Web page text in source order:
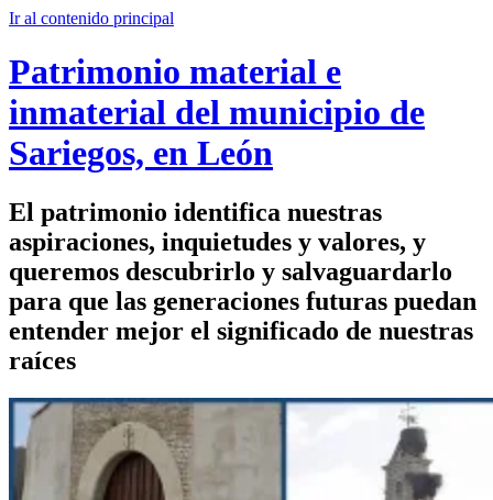
Ir al contenido principal
Patrimonio material e
inmaterial del municipio de
Sariegos, en León
El patrimonio identifica nuestras
aspiraciones, inquietudes y valores, y
queremos descubrirlo y salvaguardarlo
para que las generaciones futuras puedan
entender mejor el significado de nuestras
raíces